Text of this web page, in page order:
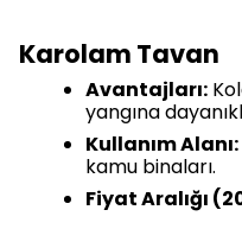
Karolam Tavan
Avantajları:
yangına
Kullanım Alanı:
kamu binaları.
Fiyat Aralığı